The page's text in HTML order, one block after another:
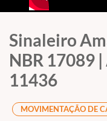
Sinaleiro
NBR 17089
11436
MOVIMENTAÇÃO DE